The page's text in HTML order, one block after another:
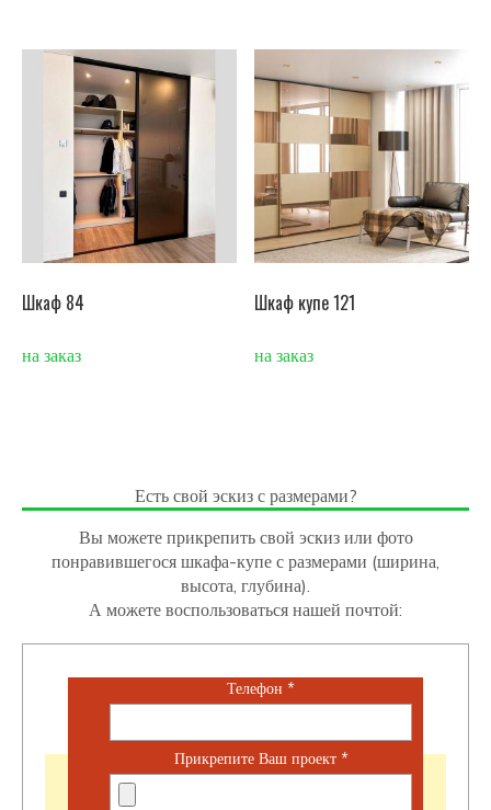
Шкаф 84
на заказ
Шкаф купе 121
на заказ
Есть свой эскиз с размерами?
Вы можете прикрепить свой эскиз или фото
понравившегося шкафа-купе с размерами (ширина,
высота, глубина).
А можете воспользоваться нашей почтой:
Телефон *
Прикрепите Ваш проект *